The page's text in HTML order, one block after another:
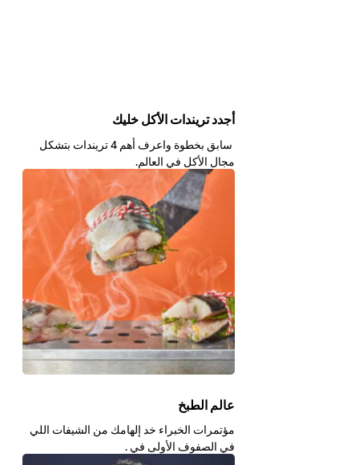
أجدد تريندات الأكل خليك
سابق بخطوة واعرف أهم 4 تريندات بتشكل
مجال الأكل في العالم.
عالم الطبخ
مؤتمرات الخبراء خد إلهامك من الشيفات اللي
في الصفوف الأولى في .